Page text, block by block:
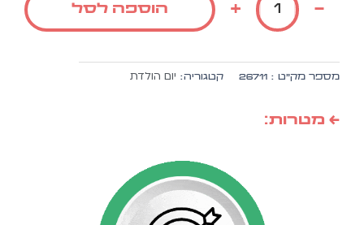
ברכה
ליום
ה.
זהב,
יח'
הוספה לסל
מספר מק״ט :26711 קטגוריה: יום הולדת
← מטרות: